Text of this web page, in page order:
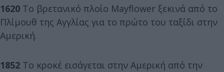
1620 Το βρετανικό πλοίο Mayflower ξεκινά από το
Πλίμουθ της Αγγλίας για το πρώτο του ταξίδι στην
Αμερική.
1852 Το κροκέ εισάγεται στην Αμερική από την